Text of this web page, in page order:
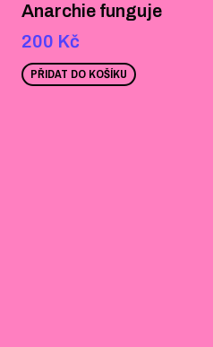
Anarchie funguje
200 Kč
PŘIDAT DO KOŠÍKU